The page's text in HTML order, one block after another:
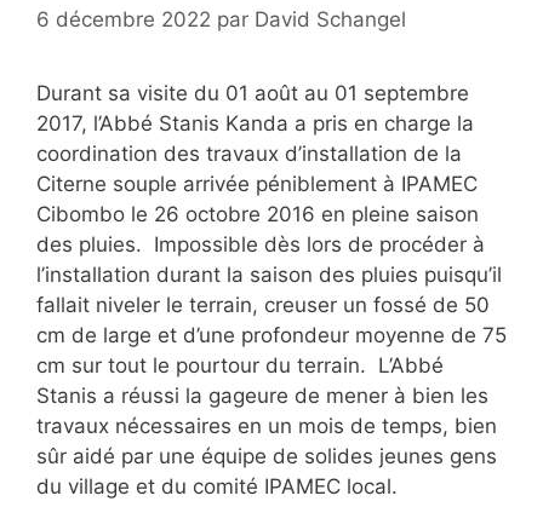
6 décembre 2022 par David Schangel
Durant sa visite du 01 août au 01 septembre
2017, l’Abbé Stanis Kanda a pris en charge la
coordination des travaux d’installation de la
Citerne souple arrivée péniblement à IPAMEC
Cibombo le 26 octobre 2016 en pleine saison
des pluies. Impossible dès lors de procéder à
l’installation durant la saison des pluies puisqu’il
fallait niveler le terrain, creuser un fossé de 50
cm de large et d’une profondeur moyenne de 75
cm sur tout le pourtour du terrain. L’Abbé
Stanis a réussi la gageure de mener à bien les
travaux nécessaires en un mois de temps, bien
sûr aidé par une équipe de solides jeunes gens
du village et du comité IPAMEC local.